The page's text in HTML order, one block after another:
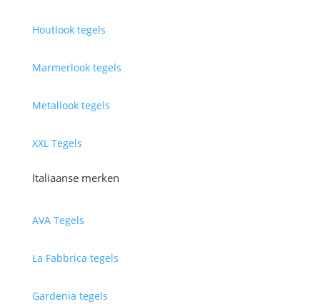
Houtlook tegels
Marmerlook tegels
Metallook tegels
XXL Tegels
Italiaanse merken
AVA Tegels
La Fabbrica tegels
Gardenia tegels